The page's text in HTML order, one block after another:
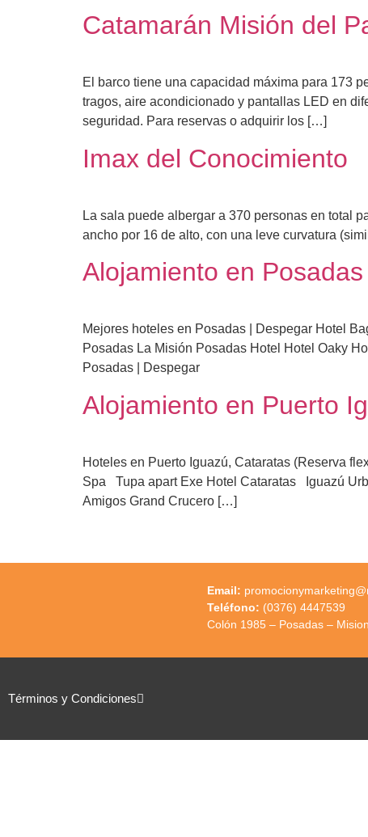
Catamarán Misión del
El barco tiene una capacidad máxima para 173
tragos, aire acondicionado y pantallas LED en
seguridad. Para reservas o adquirir los […]
Imax del Conocimiento
La sala puede albergar a 370 personas en total
ancho por 16 de alto, con una leve curvatura
Alojamiento en Posadas
Mejores hoteles en Posadas | Despegar Hotel
Posadas La Misión Posadas Hotel Hotel Oaky
Posadas | Despegar
Alojamiento en Puerto
Hoteles en Puerto Iguazú, Cataratas (Reserva
Spa Tupa apart Exe Hotel Cataratas Iguazú
Amigos Grand Crucero […]
Email:
Teléfono: (0376) 4447539
Colón 1985 – Posadas –
Términos y Condiciones